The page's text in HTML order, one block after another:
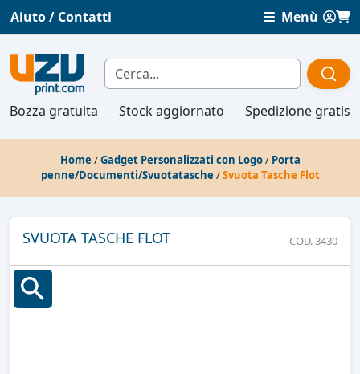
Aiuto / Contatti Menù
Bozza gratuita Stock aggiornato Spedizione gratis
Home /Gadget Personalizzati con Logo/ Porta
penne/Documenti/Svuotatasche /Svuota Tasche Flot
SVUOTA TASCHE FLOT COD. 3430